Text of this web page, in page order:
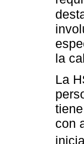
la
La
con